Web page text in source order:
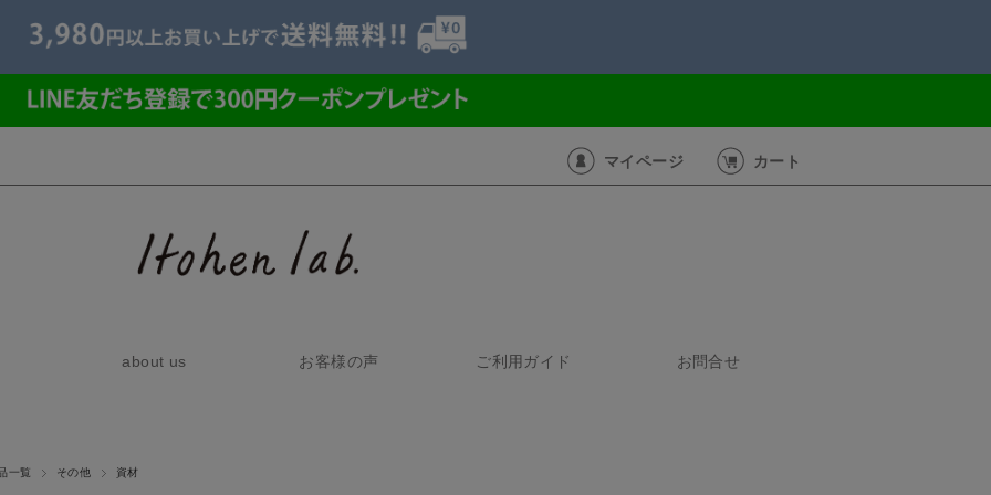
マイページ カート
about us お客様の声 ご利用ガイド お問合せ
一覧
その他 資材